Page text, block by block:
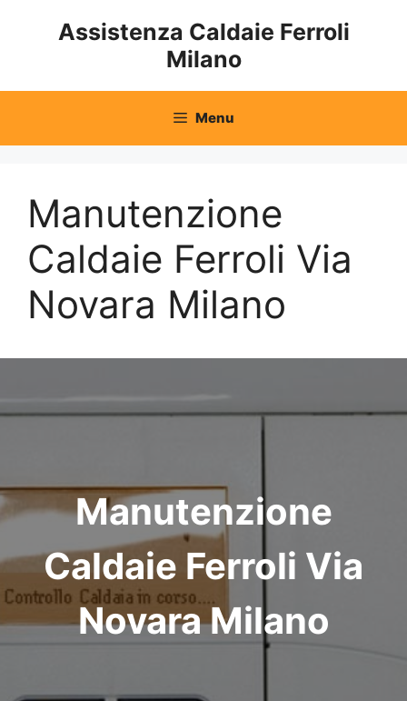
Assistenza Caldaie Ferroli
Milano
Menu
Manutenzione
Caldaie Ferroli Via
Novara Milano
Manutenzione
Caldaie Ferroli Via
Novara Milano